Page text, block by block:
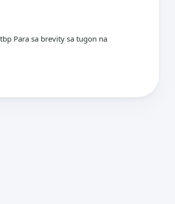
Para sa brevity sa tugon na